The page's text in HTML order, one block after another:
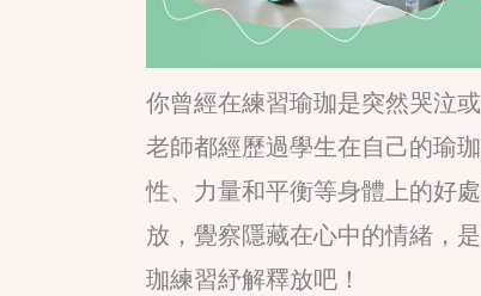
你曾經在練習瑜珈是突然哭泣
老師都經歷過學生在自己的瑜
性、力量和平衡等身體上的好
放，覺察隱藏在心中的情緒，
珈練習紓解釋放吧！